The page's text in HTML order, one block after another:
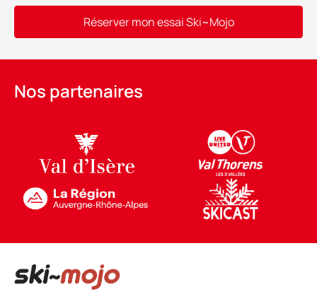
Réserver mon essai Ski~Mojo
Nos partenaires